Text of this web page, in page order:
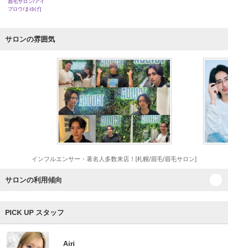
眉毛サロン/アイ
ブロウ/まゆげ]
サロンの雰囲気
インフルエンサー・著名人多数来店！[札幌/眉毛/眉毛サロン]
サロンの利用傾向
PICK UP スタッフ
Airi